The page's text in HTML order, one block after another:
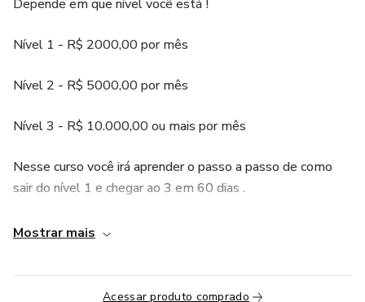
Depende em que nível você está !
Nível 1 - R$ 2000,00 por mês
Nível 2 - R$ 5000,00 por mês
Nível 3 - R$ 10.000,00 ou mais por mês
Nesse curso você irá aprender o passo a passo de como
sair do nível 1 e chegar ao 3 em 60 dias .
* como conseguir um campo para jogar
Mostrar mais
Acessar produto comprado